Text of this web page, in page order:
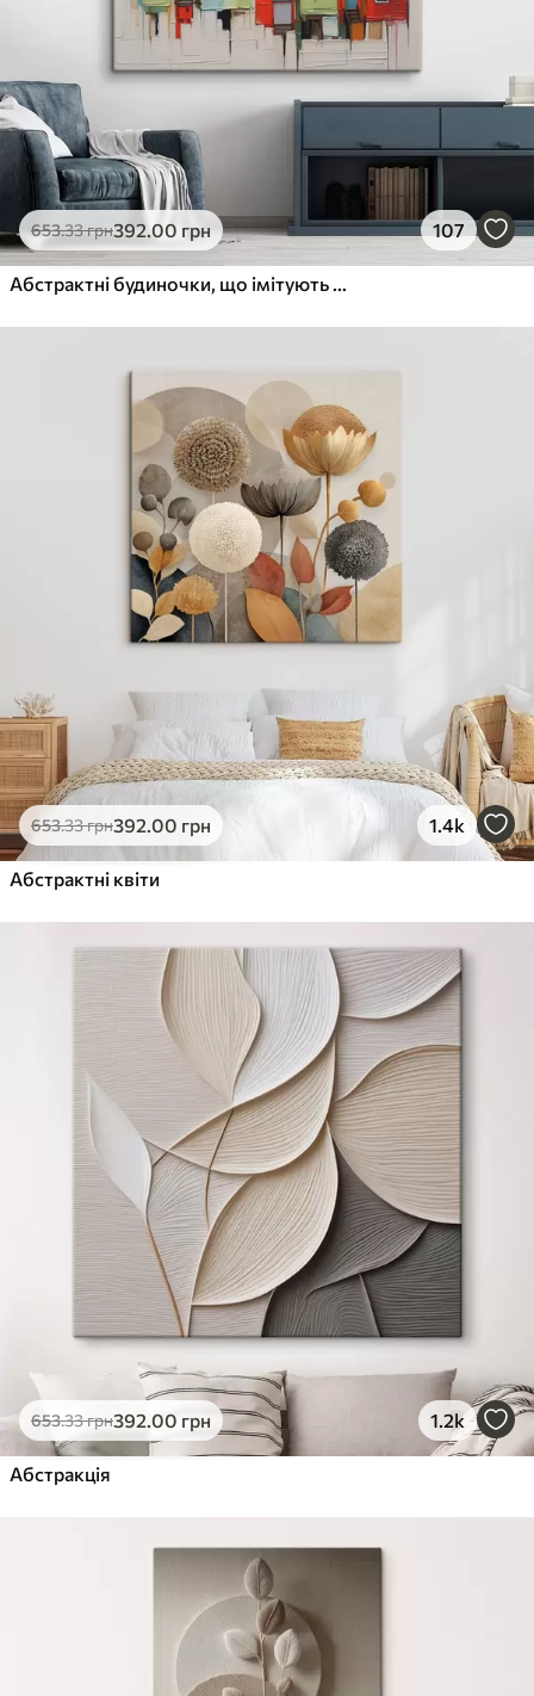
653.33грн392.00 грн 107
Абстрактні будиночки, що імітують мазок пензля
653.33грн392.00 грн 1.4k
Абстрактні квіти
653.33грн392.00 грн 1.2k
Абстракція